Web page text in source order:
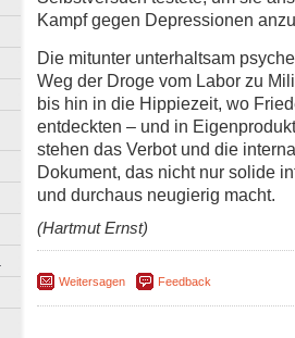
Kampf gegen Depressionen
Die mitunter unterhaltsam
Weg der Droge vom Labor zu
bis hin in die Hippiezeit, wo
entdeckten – und in
stehen das Verbot und die
Dokument, das nicht nur solide
und durchaus neugierig macht.
(Hartmut Ernst)
Weitersagen Feedback